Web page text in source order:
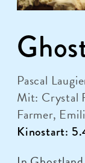
Pascal
Mit: Crystal
Farmer,
Kinostart: